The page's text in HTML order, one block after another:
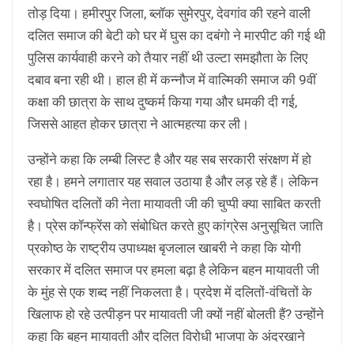
तोड़ दिया। हमीरपुर जिला, ब्लॉक सुमेरपुर, देवगांव की रहने वाली
दलित समाज की बेटी को घर में घुस का दबंगो ने मारपीट की गई थी
पुलिस कार्यवाही करने को तैयार नहीं थी उल्टा समझौता के लिए
दबाव बना रही थी। हाल ही में कन्नौज में वाल्मिकी समाज की 9वीं
कक्षा की छात्रा के साथ दुष्कर्म किया गया और धमकी दी गई,
जिससे आहत होकर छात्रा ने आत्महत्या कर ली।
उन्होंने कहा कि लम्बी लिस्ट है और यह सब सरकारी संरक्षण में हो
रहा है। हमने लगातार यह सवाल उठाया है और लड़ रहे हैं। लेकिन
स्वघोषित दलितों की नेता मायावती जी की चुप्पी क्या साबित करती
है। प्रेस कॉन्फ्रेंस को संबोधित करते हुए कांग्रेस अनुसूचित जाति
प्रकोष्ठ के राष्ट्रीय उपाध्यक्ष बृजलाल खाबरी ने कहा कि योगी
सरकार में दलित समाज पर हमला बढ़ा है लेकिन बहन मायावती जी
के मुंह से एक शब्द नहीं निकलता है। प्रदेश में दलितों-वंचितों के
खिलाफ हो रहे उत्पीड़न पर मायावती जी क्यों नहीं बोलती हैं? उन्होंने
कहा कि बहन मायावती और दलित विरोधी भाजपा के अंदरखाने